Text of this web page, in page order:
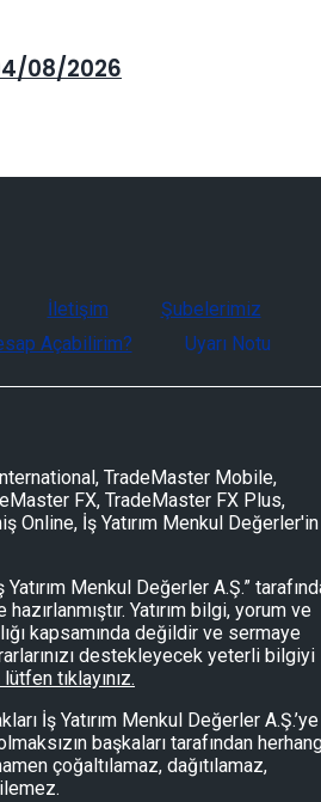
08/2026
İletişim
Şubelerimiz
Açabilirim?
Uyarı Notu
TradeMaster Mobile,
FX, TradeMaster FX Plus,
Online, İş Yatırım Menkul Değerler'in
Menkul Değerler A.Ş.”
Yatırım bilgi, yorum ve
kapsamında değildir ve sermaye
destekleyecek yeterli bilgiyi
tıklayınız.
İş Yatırım Menkul Değerler A.Ş.’ye
başkaları tarafından
çoğaltılamaz, dağıtılamaz,